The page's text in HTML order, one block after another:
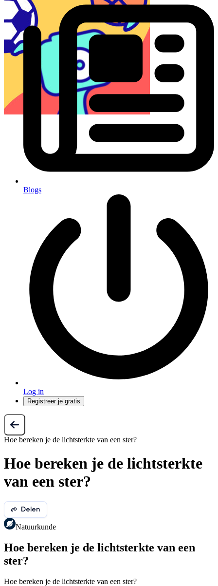
Blogs
Log in
Registreer je gratis
Hoe bereken je de lichtsterkte van een ster?
Hoe bereken je de lichtsterkte
van een ster?
Delen
Natuurkunde
Hoe bereken je de lichtsterkte van een
ster?
Hoe bereken je de lichtsterkte van een ster?